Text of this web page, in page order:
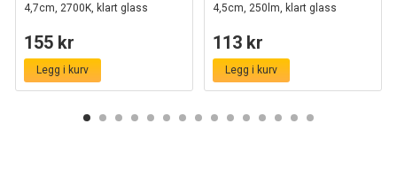
4,7cm, 2700K, klart glass
155 kr
Legg i kurv
4,5cm, 250lm, klart glass
113 kr
Legg i kurv